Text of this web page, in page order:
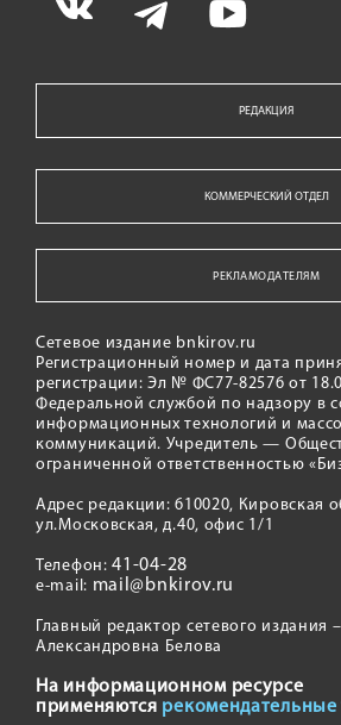
РЕДАКЦИЯ
КОММЕРЧЕСКИЙ ОТДЕЛ
РЕКЛАМОДАТЕЛЯМ
Сетевое издание bnkirov.ru
Регистрационный номер и дата
регистрации: Эл № ФС77-82576 от
Федеральной службой по надзору в
информационных технологий и
коммуникаций. Учредитель —
ограниченной ответственностью
Адрес редакции: 610020, Кировская
ул.Московская, д.40, офис 1/1
Телефон:41-04-28
e-mail: mail@bnkirov.ru
Главный редактор сетевого издания
Александровна Белова
На информационном ресурсе
применяются рекомендательные